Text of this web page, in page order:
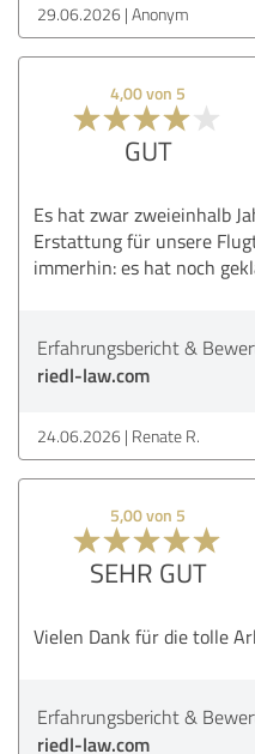
29.06.2026 Anonym
4,00 von 5
GUT
Es hat zwar zweieinhalb
Erstattung für unsere
immerhin: es hat noch
Erfahrungsbericht &
riedl-law.com
24.06.2026 Renate R.
5,00 von 5
SEHR GUT
Vielen Dank für die tolle
Erfahrungsbericht &
riedl-law.com